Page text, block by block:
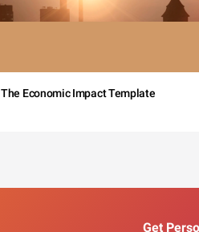
The Economic Impact Template
Get